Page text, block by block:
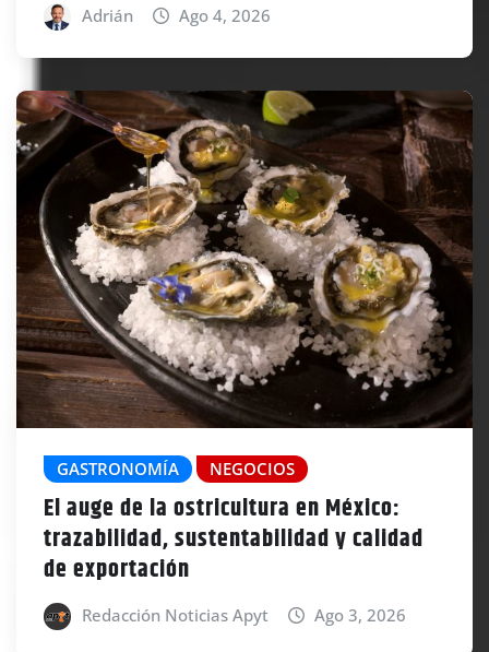
Adrián Ago 4, 2026
GASTRONOMÍA NEGOCIOS
El auge de la ostricultura en México:
trazabilidad, sustentabilidad y calidad
de exportación
Redacción Noticias Apyt Ago 3, 2026